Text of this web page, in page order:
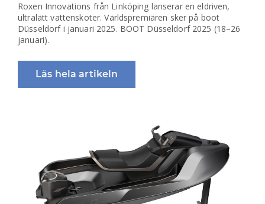
Roxen Innovations från Linköping lanserar en eldriven,
ultralätt vattenskoter. Världspremiären sker på boot
Düsseldorf i januari 2025. BOOT Düsseldorf 2025 (18–26
januari).
Läs hela artikeln